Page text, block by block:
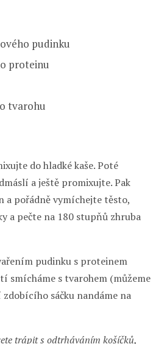
pudinku
proteinu
tvarohu
do hladké kaše. Poté
a ještě promixujte. Pak
a pořádně vymíchejte těsto,
a pečte na 180 stupňů zhruba
pudinku s proteinem
smícháme s tvarohem (můžeme
sáčku nandáme na
trápit s odtrháváním košíčků,